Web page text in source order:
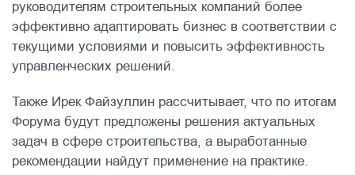
руководителям строительных компаний более
эффективно адаптировать бизнес в соответствии с
текущими условиями и повысить эффективность
управленческих решений.
Также Ирек Файзуллин рассчитывает, что по итогам
Форума будут предложены решения актуальных
задач в сфере строительства, а выработанные
рекомендации найдут применение на практике.